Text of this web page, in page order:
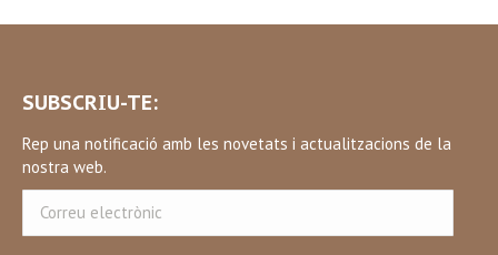
SUBSCRIU-TE:
Rep una notificació amb les novetats i actualitzacions de la
nostra web.
electrònic